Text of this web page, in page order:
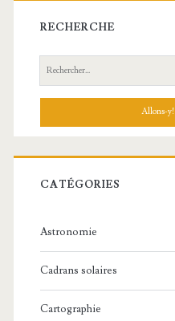
latérale
principale
RECHERCHE
Recherche:
CATÉGORIES
Astronomie
Cadrans solaires
Cartographie